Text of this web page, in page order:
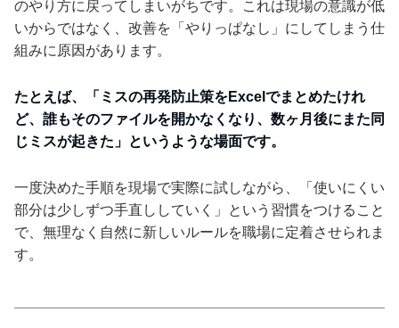
のやり方に戻ってしまいがちです。これは現場の意識が低
いからではなく、改善を「やりっぱなし」にしてしまう仕
組みに原因があります。
たとえば、「ミスの再発防止策をExcelでまとめたけれ
ど、誰もそのファイルを開かなくなり、数ヶ月後にまた同
じミスが起きた」というような場面です。
一度決めた手順を現場で実際に試しながら、「使いにくい
部分は少しずつ手直ししていく」という習慣をつけること
で、無理なく自然に新しいルールを職場に定着させられま
す。